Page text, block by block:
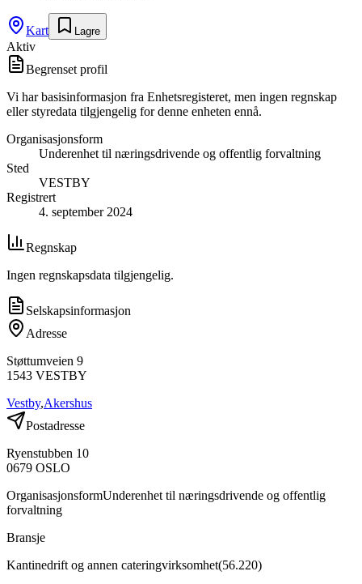
Kart Lagre
Aktiv
Begrenset profil
Vi har basisinformasjon fra Enhetsregisteret, men ingen regnskap
eller styredata tilgjengelig for denne enheten ennå.
Organisasjonsform
Underenhet til næringsdrivende og offentlig forvaltning
Sted
VESTBY
Registrert
4. september 2024
Regnskap
Ingen regnskapsdata tilgjengelig.
Selskapsinformasjon
Adresse
Støttumveien 9
1543 VESTBY
Vestby,Akershus
Postadresse
Ryenstubben 10
0679 OSLO
OrganisasjonsformUnderenhet til næringsdrivende og offentlig
forvaltning
Bransje
Kantinedrift og annen cateringvirksomhet(56.220)